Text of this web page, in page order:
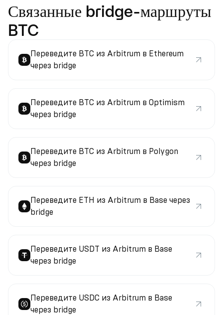
Связанные bridge-маршруты
BTC
Переведите BTC из Arbitrum в Ethereum
через bridge
Переведите BTC из Arbitrum в Optimism
через bridge
Переведите BTC из Arbitrum в Polygon
через bridge
Переведите ETH из Arbitrum в Base через
bridge
Переведите USDT из Arbitrum в Base
через bridge
Переведите USDC из Arbitrum в Base
через bridge